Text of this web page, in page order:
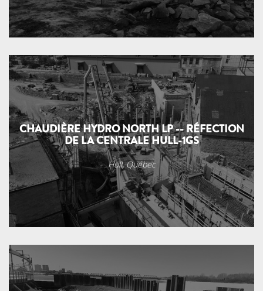
CHAUDIÈRE HYDRO NORTH LP -- RÉFECTION
DE LA CENTRALE HULL-1GS
Hull, Québec